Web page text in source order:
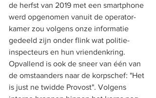
de herfst van 2019 met een smartphone
werd opgenomen vanuit de operator-
kamer zou volgens onze informatie
gedeeld zijn onder flink wat politie-
inspecteurs en hun vriendenkring.
Opvallend is ook de sneer van één van
de omstaanders naar de korpschef: "Het
is just ne twidde Provost". Volgens